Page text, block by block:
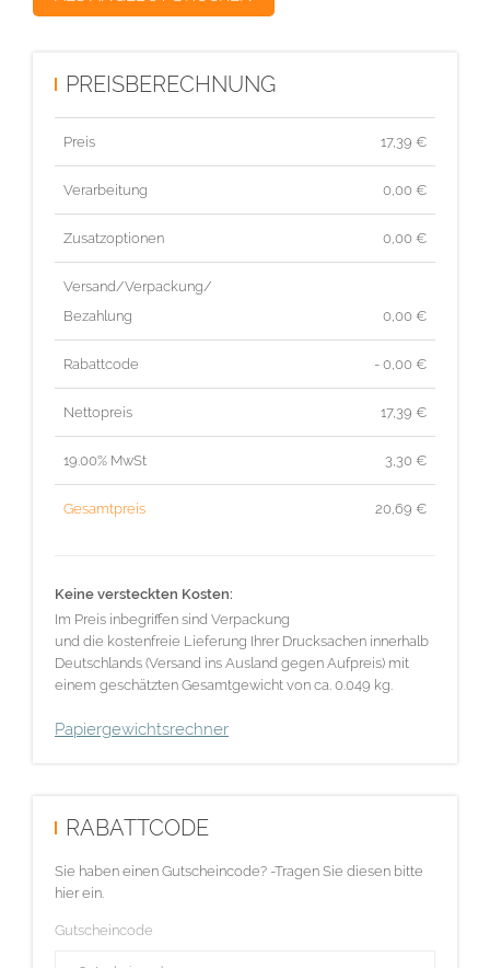
PREISBERECHNUNG
Preis 17,39 €
Verarbeitung 0,00 €
Zusatzoptionen 0,00 €
Versand/Verpackung/
Bezahlung
0,00 €
Rabattcode - 0,00 €
Nettopreis 17,39 €
19.00% MwSt 3,30 €
Gesamtpreis 20,69 €
Keine versteckten Kosten:
Im Preis inbegriffen sind Verpackung
und die kostenfreie Lieferung Ihrer Drucksachen innerhalb
Deutschlands (Versand ins Ausland gegen Aufpreis) mit
einem geschätzten Gesamtgewicht von ca. 0.049 kg.
Papiergewichtsrechner
RABATTCODE
Sie haben einen Gutscheincode? -Tragen Sie diesen bitte
hier ein.
Gutscheincode